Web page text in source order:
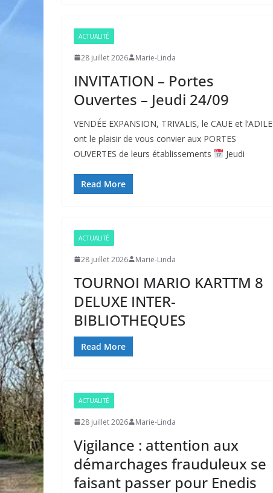
ACTUALITÉ
28 juillet 2026 Marie-Linda
INVITATION – Portes
Ouvertes – Jeudi 24/09
VENDÉE EXPANSION, TRIVALIS, le CAUE et l’ADILE
ont le plaisir de vous convier aux PORTES
OUVERTES de leurs établissements
Jeudi
Read More
ACTUALITÉ
28 juillet 2026 Marie-Linda
TOURNOI MARIO KARTTM 8
DELUXE INTER-
BIBLIOTHEQUES
Read More
ACTUALITÉ
28 juillet 2026 Marie-Linda
Vigilance : attention aux
démarchages frauduleux se
faisant passer pour Enedis